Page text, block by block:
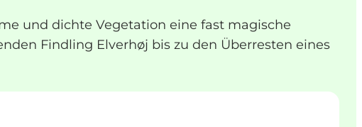
und dichte Vegetation eine fast magische
Findling Elverhøj bis zu den Überresten eines